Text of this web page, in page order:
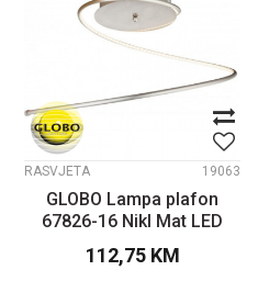
RASVJETA 19063
GLOBO Lampa plafon
67826-16 Nikl Mat LED
112,75 KM